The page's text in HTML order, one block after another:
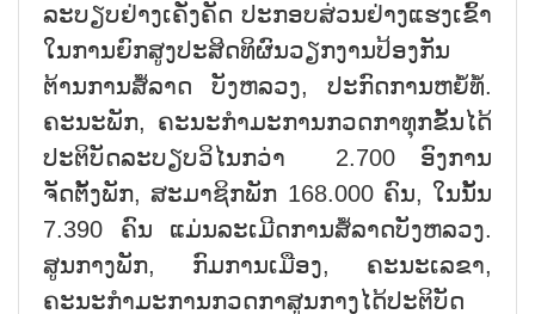
ລະບຽບຢ່າງເຄັ່ງຄັດ ປະກອບສ່ວນຢ່າງແຮງເຂົ້າ
ໃນການຍົກສູງປະສິດທິຜົນວຽກງານປ້ອງກັນ
ຕ້ານການສໍ້ລາດ ບັງຫລວງ, ປະກົດການຫຍໍ້ທໍ້.
ຄະນະພັກ, ຄະນະກຳມະການກວດກາທຸກຂັ້ນໄດ້
ປະຕິບັດລະບຽບວິໄນກວ່າ 2.700 ອົງການ
ຈັດຕັ້ງພັກ, ສະມາຊິກພັກ 168.000 ຄົນ, ໃນນັ້ນ
7.390 ຄົນ ແມ່ນລະເມີດການສໍ້ລາດບັງຫລວງ.
ສູນກາງພັກ, ກົມການເມືອງ, ຄະນະເລຂາ,
ຄະນະກຳມະການກວດກາສູນກາງໄດ້ປະຕິບັດ